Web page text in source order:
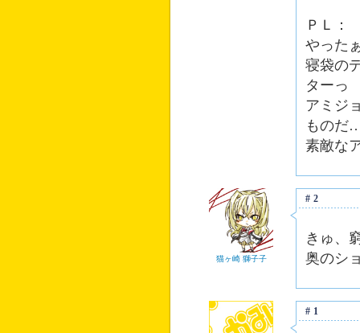
ＰＬ：
やった
寝袋の
ターっ
アミジ
ものだ
素敵な
猫ヶ崎 獅子子
#2
きゅ、
奥のシ
#1